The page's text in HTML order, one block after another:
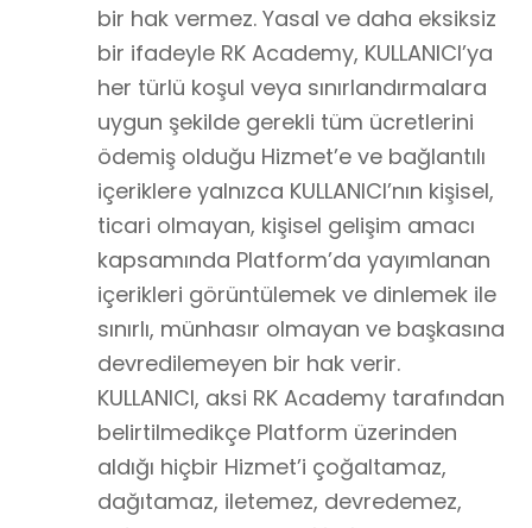
bir hak vermez. Yasal ve daha eksiksiz
bir ifadeyle RK Academy, KULLANICI’ya
her türlü koşul veya sınırlandırmalara
uygun şekilde gerekli tüm ücretlerini
ödemiş olduğu Hizmet’e ve bağlantılı
içeriklere yalnızca KULLANICI’nın kişisel,
ticari olmayan, kişisel gelişim amacı
kapsamında Platform’da yayımlanan
içerikleri görüntülemek ve dinlemek ile
sınırlı, münhasır olmayan ve başkasına
devredilemeyen bir hak verir.
KULLANICI, aksi RK Academy tarafından
belirtilmedikçe Platform üzerinden
aldığı hiçbir Hizmet’i çoğaltamaz,
dağıtamaz, iletemez, devredemez,